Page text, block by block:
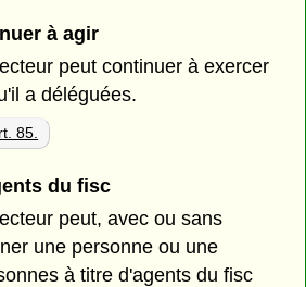
à agir
peut continuer à exercer
a déléguées.
85.
du fisc
peut, avec ou sans
une personne ou une
à titre d'agents du fisc